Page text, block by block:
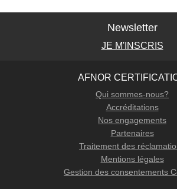
Newsletter
JE M'INSCRIS
AFNOR
Qui sommes-nous?
Accréditations
Nos engagements
Partenaires
Traitement des
Mentions légales
Gestion des consentements